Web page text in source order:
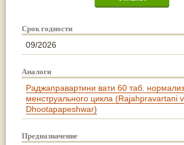
Срок годности
09/2026
Аналоги
Раджаправартини вати 60 таб.
менструального цикла (Rajahpravartani
Dhootapapeshwar)
Предназначение